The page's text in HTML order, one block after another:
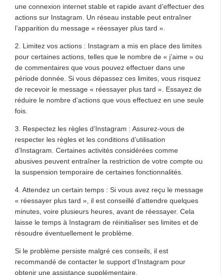
une connexion internet stable et rapide avant d’effectuer des
actions sur Instagram. Un réseau instable peut entraîner
l’apparition du message « réessayer plus tard ».
2. Limitez vos actions : Instagram a mis en place des limites
pour certaines actions, telles que le nombre de « j’aime » ou
de commentaires que vous pouvez effectuer dans une
période donnée. Si vous dépassez ces limites, vous risquez
de recevoir le message « réessayer plus tard ». Essayez de
réduire le nombre d’actions que vous effectuez en une seule
fois.
3. Respectez les règles d’Instagram : Assurez-vous de
respecter les règles et les conditions d’utilisation
d’Instagram. Certaines activités considérées comme
abusives peuvent entraîner la restriction de votre compte ou
la suspension temporaire de certaines fonctionnalités.
4. Attendez un certain temps : Si vous avez reçu le message
« réessayer plus tard », il est conseillé d’attendre quelques
minutes, voire plusieurs heures, avant de réessayer. Cela
laisse le temps à Instagram de réinitialiser ses limites et de
résoudre éventuellement le problème.
Si le problème persiste malgré ces conseils, il est
recommandé de contacter le support d’Instagram pour
obtenir une assistance supplémentaire.